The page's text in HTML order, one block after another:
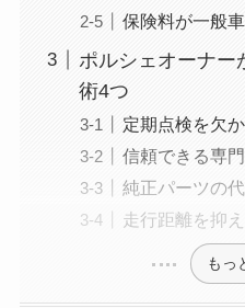
保険料が一般
ポルシェオーナー
術4つ
定期点検を欠
信頼できる専
純正パーツの
走行距離を抑
もっ